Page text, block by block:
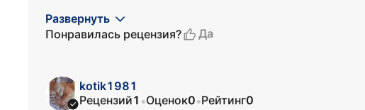
Развернуть
Понравилась рецензия?
Да
kotik1981
Рецензий1 •Оценок0•Рейтинг0